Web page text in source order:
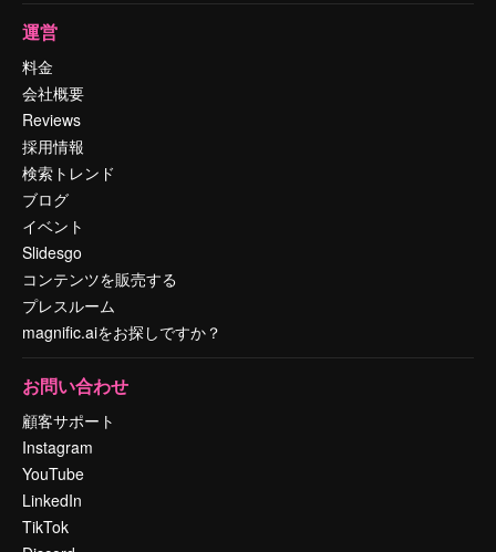
運営
料金
会社概要
Reviews
採用情報
検索トレンド
ブログ
イベント
Slidesgo
コンテンツを販売する
プレスルーム
magnific.aiをお探しですか？
お問い合わせ
顧客サポート
Instagram
YouTube
LinkedIn
TikTok